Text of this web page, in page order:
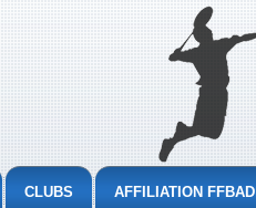
CLUBS AFFILIATION FFBAD